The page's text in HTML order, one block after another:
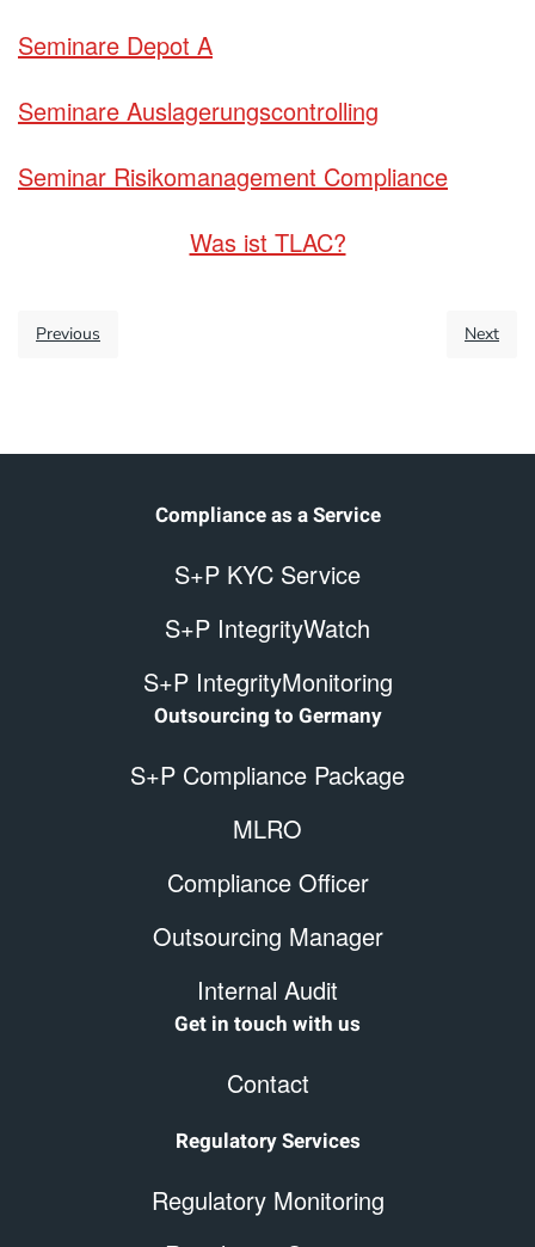
Seminare Depot A
Seminare Auslagerungscontrolling
Seminar Risikomanagement Compliance
Was ist TLAC?
Previous Next
Compliance as a Service
S+P KYC Service
S+P IntegrityWatch
S+P IntegrityMonitoring
Outsourcing to Germany
S+P Compliance Package
MLRO
Compliance Officer
Outsourcing Manager
Internal Audit
Get in touch with us
Contact
Regulatory Services
Regulatory Monitoring